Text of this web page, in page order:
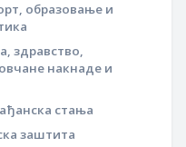
образовање и
здравство,
накнаде и
стања
заштита